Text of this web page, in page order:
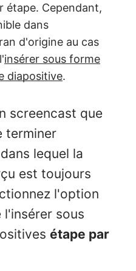
étape. Cependant,
dans
d'origine au cas
insérer sous forme
diapositive.
screencast que
terminer
lequel la
est toujours
l'option
sous
étape par